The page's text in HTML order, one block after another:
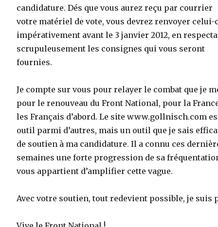
candidature. Dés que vous aurez reçu par courrier
votre matériel de vote, vous devrez renvoyer celui-
impérativement avant le 3 janvier 2012, en
scrupuleusement les consignes qui vous seront
fournies.
Je compte sur vous pour relayer le combat que je
pour le renouveau du Front National, pour la
les Français d’abord. Le site www.gollnisch.com
outil parmi d’autres, mais un outil que je sais
de soutien à ma candidature. Il a connu ces
semaines une forte progression de sa
vous appartient d’amplifier cette vague.
Avec votre soutien, tout redevient possible, je suis